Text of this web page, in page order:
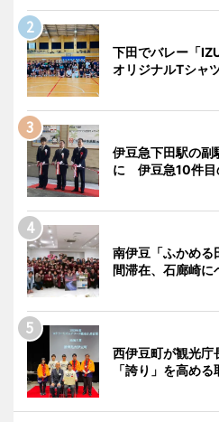
下田でバレー「
オリジナルTシャ
伊豆急下田駅の副
に 伊豆急10件目
南伊豆「ふかめ
間滞在、石廊崎に
西伊豆町が観光
「誇り」を高め